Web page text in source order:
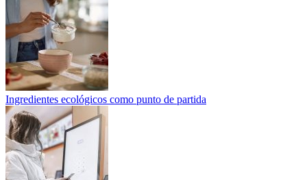
Ingredientes ecológicos como punto de partida